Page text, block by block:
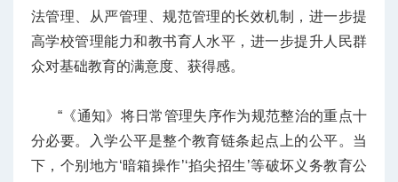
法管理、从严管理、规范管理的长效机制，进一步提
高学校管理能力和教书育人水平，进一步提升人民群
众对基础教育的满意度、获得感。
“《通知》将日常管理失序作为规范整治的重点十
分必要。入学公平是整个教育链条起点上的公平。当
下，个别地方‘暗箱操作’‘掐尖招生’等破坏义务教育公